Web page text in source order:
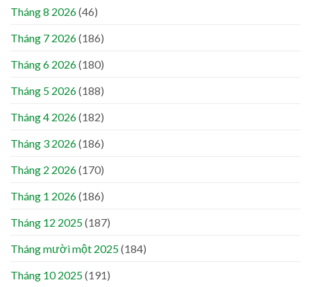
Tháng 8 2026(46)
Tháng 7 2026(186)
Tháng 6 2026(180)
Tháng 5 2026(188)
Tháng 4 2026(182)
Tháng 3 2026(186)
Tháng 2 2026(170)
Tháng 1 2026(186)
Tháng 12 2025(187)
Tháng mười một 2025(184)
Tháng 10 2025(191)